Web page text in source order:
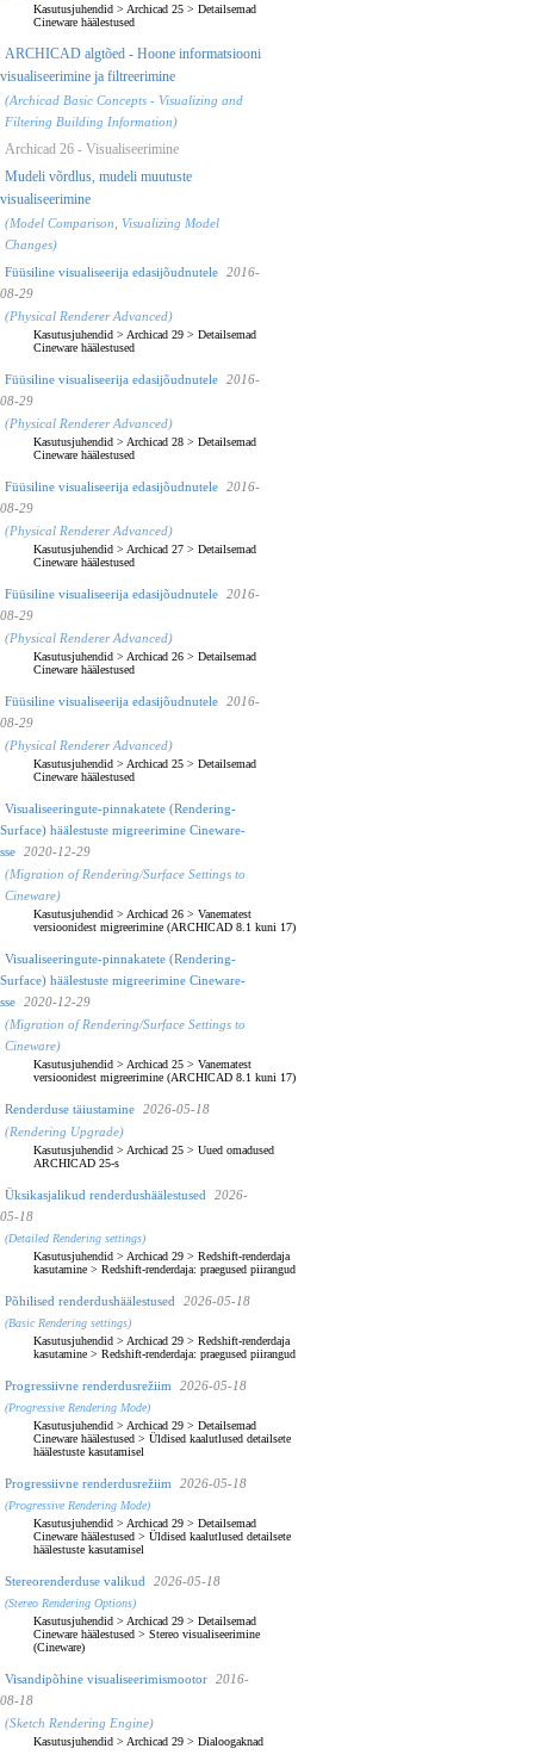
Kasutusjuhendid > Archicad 25 > Detailsemad
Cineware häälestused
ARCHICAD algtõed - Hoone informatsiooni
visualiseerimine ja filtreerimine
(Archicad Basic Concepts - Visualizing and
Filtering Building Information)
Archicad 26 - Visualiseerimine
Mudeli võrdlus, mudeli muutuste
visualiseerimine
(Model Comparison, Visualizing Model
Changes)
Füüsiline visualiseerija edasijõudnutele
2016-
08-29
(Physical Renderer Advanced)
Kasutusjuhendid > Archicad 29 > Detailsemad
Cineware häälestused
Füüsiline visualiseerija edasijõudnutele
2016-
08-29
(Physical Renderer Advanced)
Kasutusjuhendid > Archicad 28 > Detailsemad
Cineware häälestused
Füüsiline visualiseerija edasijõudnutele
2016-
08-29
(Physical Renderer Advanced)
Kasutusjuhendid > Archicad 27 > Detailsemad
Cineware häälestused
Füüsiline visualiseerija edasijõudnutele
2016-
08-29
(Physical Renderer Advanced)
Kasutusjuhendid > Archicad 26 > Detailsemad
Cineware häälestused
Füüsiline visualiseerija edasijõudnutele
2016-
08-29
(Physical Renderer Advanced)
Kasutusjuhendid > Archicad 25 > Detailsemad
Cineware häälestused
Visualiseeringute-pinnakatete (Rendering-
Surface) häälestuste migreerimine Cineware-
sse
2020-12-29
(Migration of Rendering/Surface Settings to
Cineware)
Kasutusjuhendid > Archicad 26 > Vanematest
versioonidest migreerimine (ARCHICAD 8.1 kuni 17)
Visualiseeringute-pinnakatete (Rendering-
Surface) häälestuste migreerimine Cineware-
sse
2020-12-29
(Migration of Rendering/Surface Settings to
Cineware)
Kasutusjuhendid > Archicad 25 > Vanematest
versioonidest migreerimine (ARCHICAD 8.1 kuni 17)
Renderduse täiustamine
2026-05-18
(Rendering Upgrade)
Kasutusjuhendid > Archicad 25 > Uued omadused
ARCHICAD 25-s
Üksikasjalikud renderdushäälestused
2026-
05-18
(Detailed Rendering settings)
Kasutusjuhendid > Archicad 29 > Redshift-renderdaja
kasutamine > Redshift-renderdaja: praegused piirangud
Põhilised renderdushäälestused 2026-05-18
(Basic Rendering settings)
Kasutusjuhendid > Archicad 29 > Redshift-renderdaja
kasutamine > Redshift-renderdaja: praegused piirangud
Progressiivne renderdusrežiim 2026-05-18
(Progressive Rendering Mode)
Kasutusjuhendid > Archicad 29 > Detailsemad
Cineware häälestused > Üldised kaalutlused detailsete
häälestuste kasutamisel
Progressiivne renderdusrežiim 2026-05-18
(Progressive Rendering Mode)
Kasutusjuhendid > Archicad 29 > Detailsemad
Cineware häälestused > Üldised kaalutlused detailsete
häälestuste kasutamisel
Stereorenderduse valikud 2026-05-18
(Stereo Rendering Options)
Kasutusjuhendid > Archicad 29 > Detailsemad
Cineware häälestused > Stereo visualiseerimine
(Cineware)
Visandipõhine visualiseerimismootor
2016-
08-18
(Sketch Rendering Engine)
Kasutusjuhendid > Archicad 29 > Dialoogaknad